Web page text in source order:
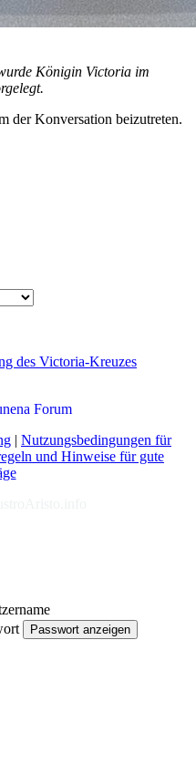
Königin Victoria im
der Konversation beizutreten.
des Victoria-Kreuzes
Forum
| Nutzungsbedingungen für
und Hinweise für gute
Passwort anzeigen